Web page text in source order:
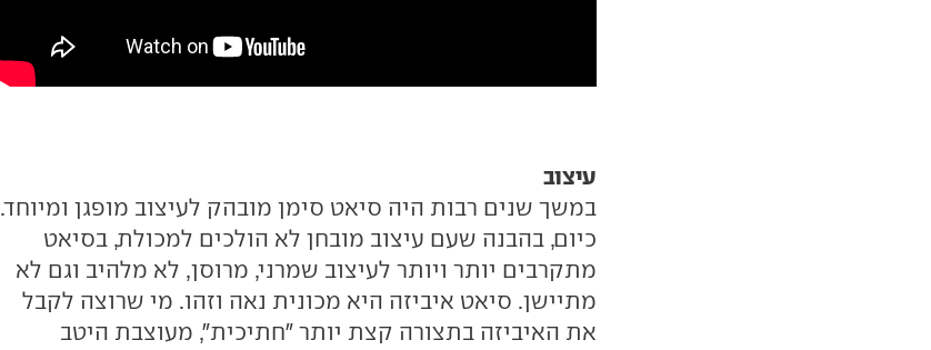
עיצוב
במשך שנים רבות היה סיאט סימן מובהק לעיצוב מופגן ומיוחד.
כיום, בהבנה שעם עיצוב מובחן לא הולכים למכולת, בסיאט
מתקרבים יותר ויותר לעיצוב שמרני, מרוסן, לא מלהיב וגם לא
מתיישן. סיאט איביזה היא מכונית נאה וזהו. מי שרוצה לקבל
את האיביזה בתצורה קצת יותר "חתיכית", מעוצבת היטב